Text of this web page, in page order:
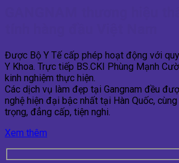
Được Bộ Y Tế cấp phép hoạt động với
Y Khoa. Trực tiếp BS.CKI Phùng Mạnh
kinh nghiệm thực hiện.
Các dịch vụ làm đẹp tại Gangnam đều
nghệ hiện đại bậc nhất tại Hàn Quốc,
trọng, đẳng cấp, tiện nghi.
Xem thêm